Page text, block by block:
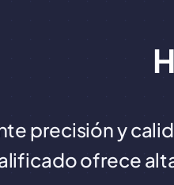
precisión y
ofrece